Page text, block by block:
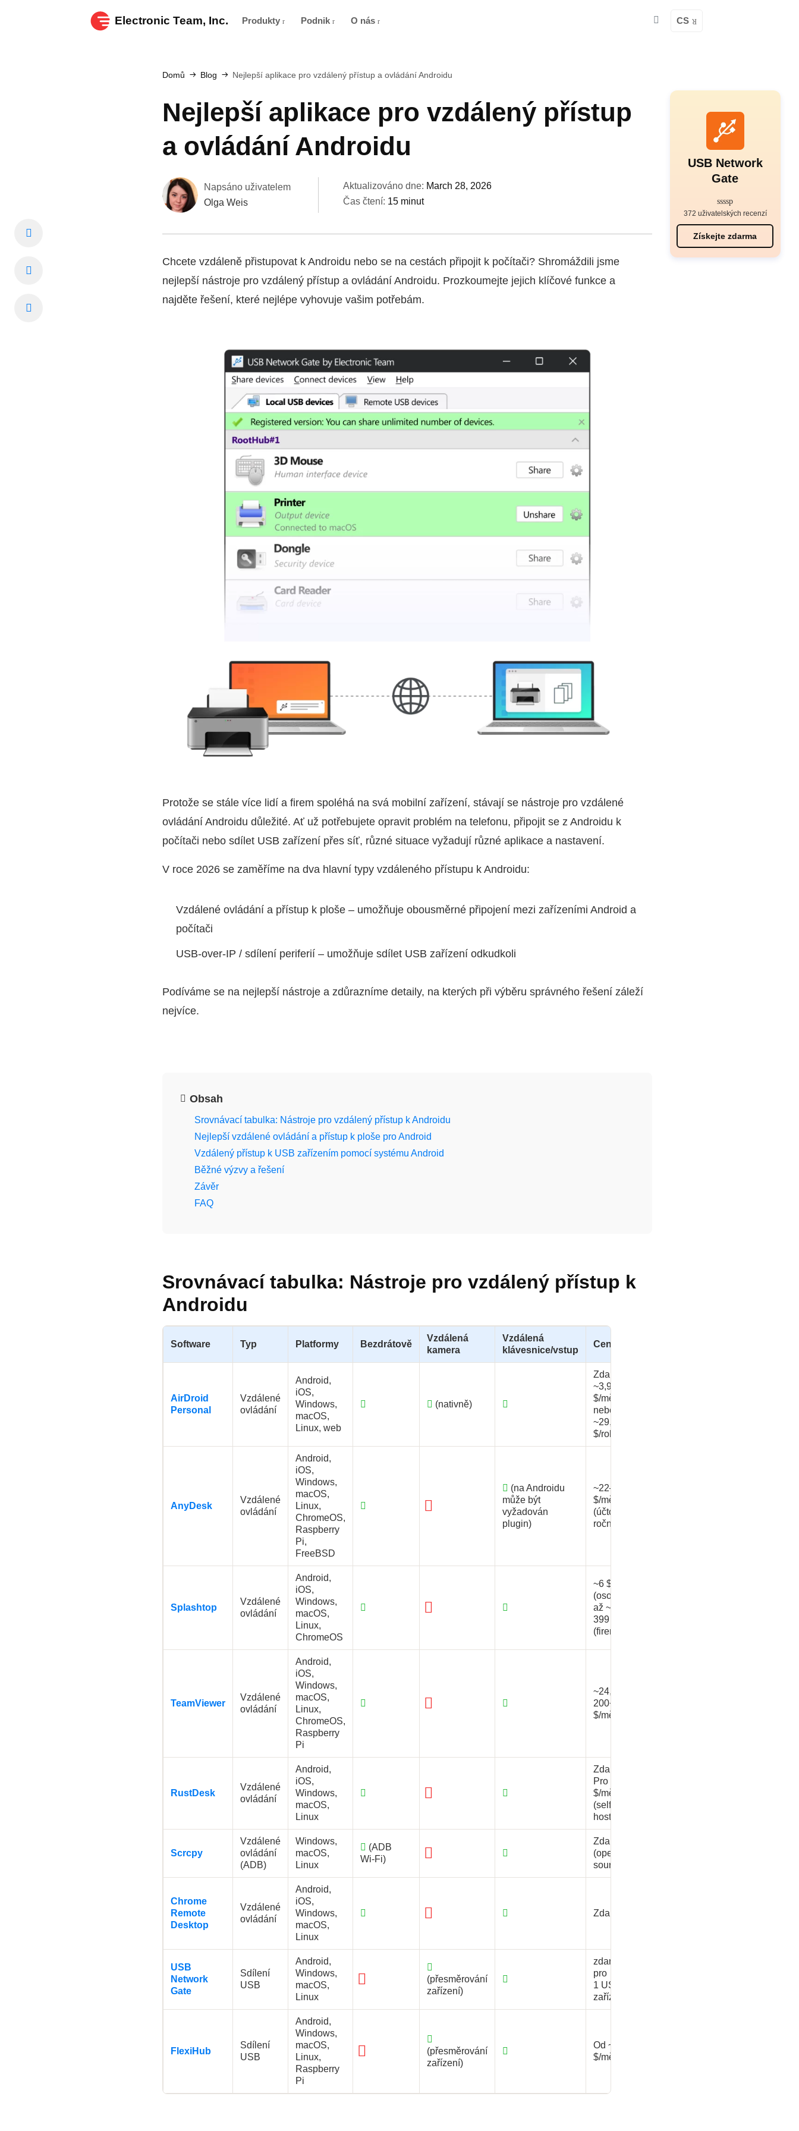
Electronic Team, Inc. Produkty Podnik O nás CS
Domů Blog Nejlepší aplikace pro vzdálený přístup a ovládání Androidu
Nejlepší aplikace pro vzdálený přístup
a ovládání Androidu
Napsáno uživatelem
Olga Weis
Aktualizováno dne: March 28, 2026
Čas čtení: 15 minut
Chcete vzdáleně přistupovat k Androidu nebo se na cestách připojit k počítači? Shromáždili jsme
nejlepší nástroje pro vzdálený přístup a ovládání Androidu. Prozkoumejte jejich klíčové funkce a
najděte řešení, které nejlépe vyhovuje vašim potřebám.
Protože se stále více lidí a firem spoléhá na svá mobilní zařízení, stávají se nástroje pro vzdálené
ovládání Androidu důležité. Ať už potřebujete opravit problém na telefonu, připojit se z Androidu k
počítači nebo sdílet USB zařízení přes síť, různé situace vyžadují různé aplikace a nastavení.
V roce 2026 se zaměříme na dva hlavní typy vzdáleného přístupu k Androidu:
Vzdálené ovládání a přístup k ploše – umožňuje obousměrné připojení mezi zařízeními Android a
počítači
USB-over-IP / sdílení periferií – umožňuje sdílet USB zařízení odkudkoli
Podíváme se na nejlepší nástroje a zdůrazníme detaily, na kterých při výběru správného řešení záleží
nejvíce.
Obsah
Srovnávací tabulka: Nástroje pro vzdálený přístup k Androidu
Nejlepší vzdálené ovládání a přístup k ploše pro Android
Vzdálený přístup k USB zařízením pomocí systému Android
Běžné výzvy a řešení
Závěr
FAQ
Srovnávací tabulka: Nástroje pro vzdálený přístup k
Androidu
Software Typ Platformy Bezdrátově
Vzdálená
kamera
Vzdálená
klávesnice/vstup
Ceny
AirDroid
Personal
Vzdálené
ovládání
Android,
iOS,
Windows,
macOS,
Linux, web
(nativně)
Zdarma;
~3,99
$/měs.
nebo
~29,99
$/rok
AnyDesk
Vzdálené
ovládání
Android,
iOS,
Windows,
macOS,
Linux,
ChromeOS,
Raspberry
Pi,
FreeBSD
(na Androidu
může být
vyžadován
plugin)
~22–30
$/měs.
(účtováno
ročně)
Splashtop
Vzdálené
ovládání
Android,
iOS,
Windows,
macOS,
Linux,
ChromeOS
~6 $/měs.
(osobní)
až ~259–
399 $/rok
(firemní)
TeamViewer
Vzdálené
ovládání
Android,
iOS,
Windows,
macOS,
Linux,
ChromeOS,
Raspberry
Pi
~24,90–
200+
$/měs.
RustDesk
Vzdálené
ovládání
Android,
iOS,
Windows,
macOS,
Linux
Zdarma;
Pro ~9,90
$/měs.
(self-
hosted)
Scrcpy
Vzdálené
ovládání
(ADB)
Windows,
macOS,
Linux
(ADB
Wi‑Fi)
Zdarma
(open
source)
Chrome
Remote
Desktop
Vzdálené
ovládání
Android,
iOS,
Windows,
macOS,
Linux
Zdarma
USB
Network
Gate
Sdílení
USB
Android,
Windows,
macOS,
Linux
(přesměrování
zařízení)
zdarma
pro
1 USB
zařízení
FlexiHub
Sdílení
USB
Android,
Windows,
macOS,
Linux,
Raspberry
Pi
(přesměrování
zařízení)
Od ~39
$/měs.
USB Network
Gate
372 uživatelských recenzí
Získejte zdarma